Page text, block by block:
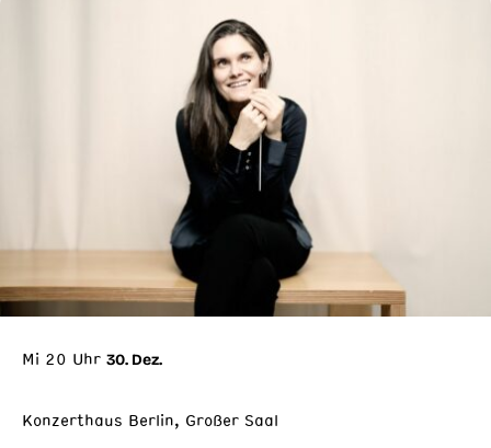
Mi 20 Uhr 30. Dez.
Konzerthaus Berlin, Großer Saal